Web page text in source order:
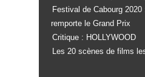
Festival de Cabourg 2020
remporte le Grand Prix
Critique : HOLLYWOOD
Les 20 scènes de films